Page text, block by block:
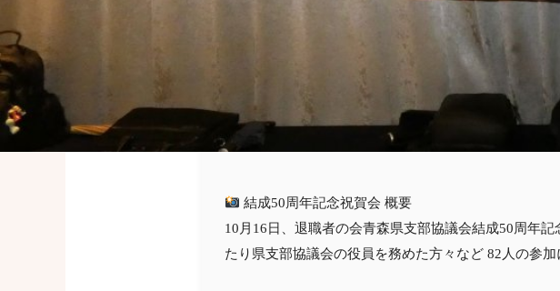
結成50周年記念祝賀会 概要
10月16日、退職者の会青森県支部協議会結成50周年
たり県支部協議会の役員を務めた方々など 82人の参